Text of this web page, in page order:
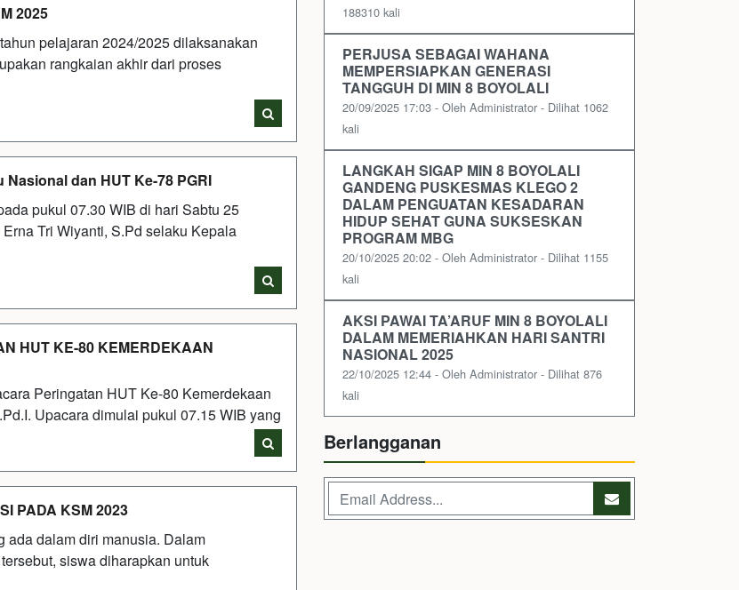
2025
pelajaran 2024/2025 dilaksanakan
rangkaian akhir dari proses
dan HUT Ke-78 PGRI
pukul 07.30 WIB di hari Sabtu 25
Tri Wiyanti, S.Pd selaku Kepala
HUT KE-80 KEMERDEKAAN
Peringatan HUT Ke-80 Kemerdekaan
Upacara dimulai pukul 07.15 WIB yang
PADA KSM 2023
ada dalam diri manusia. Dalam
siswa diharapkan untuk
188310 kali
PERJUSA SEBAGAI WAHANA
MEMPERSIAPKAN GENERASI
TANGGUH DI MIN 8 BOYOLALI
20/09/2025 17:03 - Oleh Administrator - Dilihat 1062
kali
LANGKAH SIGAP MIN 8 BOYOLALI
GANDENG PUSKESMAS KLEGO 2
DALAM PENGUATAN KESADARAN
HIDUP SEHAT GUNA SUKSESKAN
PROGRAM MBG
20/10/2025 20:02 - Oleh Administrator - Dilihat 1155
kali
AKSI PAWAI TA’ARUF MIN 8 BOYOLALI
DALAM MEMERIAHKAN HARI SANTRI
NASIONAL 2025
22/10/2025 12:44 - Oleh Administrator - Dilihat 876
kali
Berlangganan